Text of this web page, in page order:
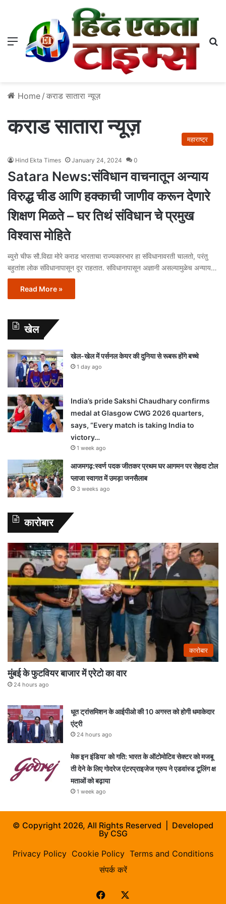
Menu
Home / कराड सातारा न्यूज़
कराड सातारा न्यूज़
महाराष्ट्र
Hind Ekta Times January 24, 2024 0
Satara News:संविधान वाचनातून अन्याय
विरुद्ध चीड आणि हक्काची जाणीव करून देणारे
शिक्षण मिळते – घर तिथं संविधान चे प्रमुख
विश्वास मोहिते
ब्युरो चीफ सौ.विद्या मोरे कराड भारताचा राज्यकारभार हा संविधानावरती चालतो, परंतु
बहुतांश लोक संविधानापासून दूर राहतात. संविधानापासून अज्ञानी असल्यामुळेच अन्याय…
Read More »
खेल
खेल-खेल में पर्सनल केयर की दुनिया से रूबरू होंगे बच्चे
1 day ago
India’s pride Sakshi Chaudhary confirms
medal at Glasgow CWG 2026 quarters,
says, “Every match is taking India to
victory…
1 week ago
आजमगढ़:स्वर्ण पदक जीतकर प्रथम घर आगमन पर सेहदा टोल
प्लाजा स्वागत में उमड़ा जनसैलाब
3 weeks ago
कारोबार
कारोबार
मुंबई के फुटवियर बाजार में एरेटो का वार
24 hours ago
धूत ट्रांसमिशन के आईपीओ की 10 अगस्त को होगी धमाकेदार
एंट्री
24 hours ago
मेक इन इंडिया’ को गति: भारत के ऑटोमोटिव सेक्टर को मजबू
ती देने के लिए गोदरेज एंटरप्राइजेज ग्रुप ने एडवांस्ड टूलिंग क्ष
मताओं को बढ़ाया
1 week ago
© Copyright 2026, All Rights Reserved | Developed
ByCSG
Privacy Policy Cookie Policy Terms and Conditions
संपर्क करें
Facebook